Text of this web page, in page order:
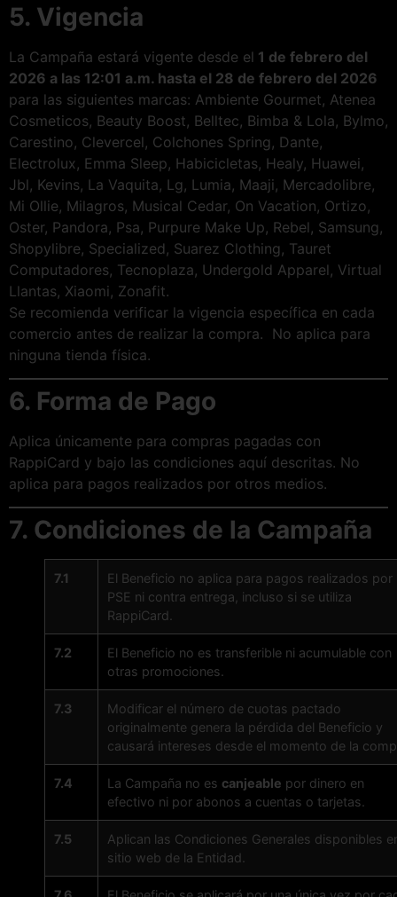
5. Vigencia
La Campaña estará vigente desde el 1 de febrero del
2026 a las 12:01 a.m. hasta el 28 de febrero del 2026
para las siguientes marcas: Ambiente Gourmet, Atenea
Cosmeticos, Beauty Boost, Belltec, Bimba & Lola, Bylmo,
Carestino, Clevercel, Colchones Spring, Dante,
Electrolux, Emma Sleep, Habicicletas, Healy, Huawei,
Jbl, Kevins, La Vaquita, Lg, Lumia, Maaji, Mercadolibre,
Mi Ollie, Milagros, Musical Cedar, On Vacation, Ortizo,
Oster, Pandora, Psa, Purpure Make Up, Rebel, Samsung,
Shopylibre, Specialized, Suarez Clothing, Tauret
Computadores, Tecnoplaza, Undergold Apparel, Virtual
Llantas, Xiaomi, Zonafit.
Se recomienda verificar la vigencia específica en cada
comercio antes de realizar la compra. No aplica para
ninguna tienda física.
6. Forma de Pago
Aplica únicamente para compras pagadas con
RappiCard y bajo las condiciones aquí descritas. No
aplica para pagos realizados por otros medios.
7. Condiciones de la Campaña
7.1
El Beneficio no aplica para pagos realizados por
PSE ni contra entrega, incluso si se utiliza
RappiCard.
7.2
El Beneficio no es transferible ni acumulable con
otras promociones.
7.3
Modificar el número de cuotas pactado
originalmente genera la pérdida del Beneficio y
causará intereses desde el momento de la
7.4 La Campaña no es canjeable por dinero en
efectivo ni por abonos a cuentas o tarjetas.
7.5
Aplican las Condiciones Generales disponibles
sitio web de la Entidad.